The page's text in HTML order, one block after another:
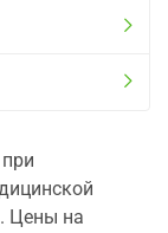
Цены на